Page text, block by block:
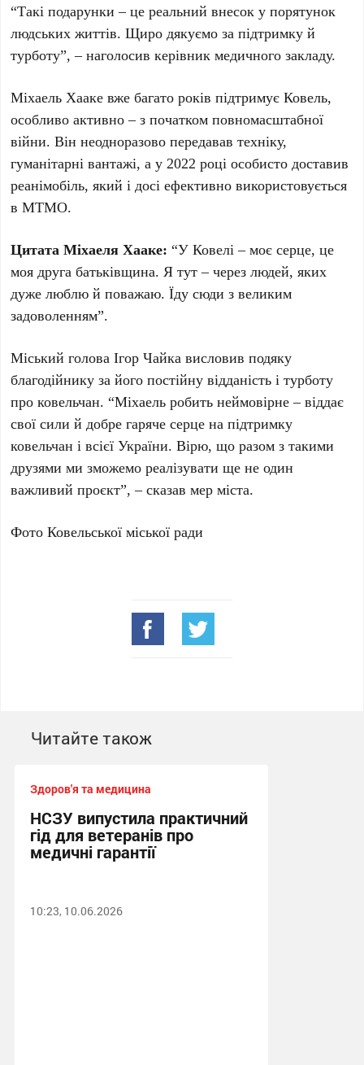
“Такі подарунки – це реальний внесок у порятунок
людських життів. Щиро дякуємо за підтримку й
турботу”, – наголосив керівник медичного закладу.
Міхаель Хааке вже багато років підтримує Ковель,
особливо активно – з початком повномасштабної
війни. Він неодноразово передавав техніку,
гуманітарні вантажі, а у 2022 році особисто доставив
реанімобіль, який і досі ефективно використовується
в МТМО.
Цитата Міхаеля Хааке: “У Ковелі – моє серце, це
моя друга батьківщина. Я тут – через людей, яких
дуже люблю й поважаю. Їду сюди з великим
задоволенням”.
Міський голова Ігор Чайка висловив подяку
благодійнику за його постійну відданість і турботу
про ковельчан. “Міхаель робить неймовірне – віддає
свої сили й добре гаряче серце на підтримку
ковельчан і всієї України. Вірю, що разом з такими
друзями ми зможемо реалізувати ще не один
важливий проєкт”, – сказав мер міста.
Фото Ковельської міської ради
Читайте також
Здоров'я та медицина
НСЗУ випустила практичний
гід для ветеранів про
медичні гарантії
10:23, 10.06.2026